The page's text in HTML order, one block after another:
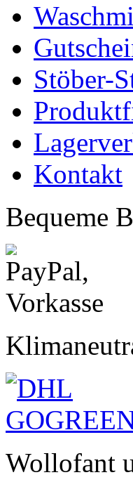
Stöber-
Kontakt
Bequeme
Wollofant